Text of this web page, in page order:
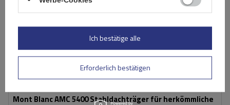
Mont Blanc AMC 5400 Stahldachträger für herkömmliche
Erforderlich bestätigen
Ich bestätige alle